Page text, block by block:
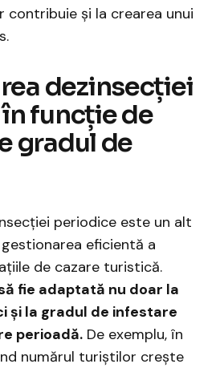
contribuie și la crearea unui
dezinsecției
funcție de
gradul de
periodice este un alt
eficientă a
de cazare turistică.
fie adaptată nu doar la
și la gradul de infestare
perioadă. De exemplu, în
numărul turiștilor crește